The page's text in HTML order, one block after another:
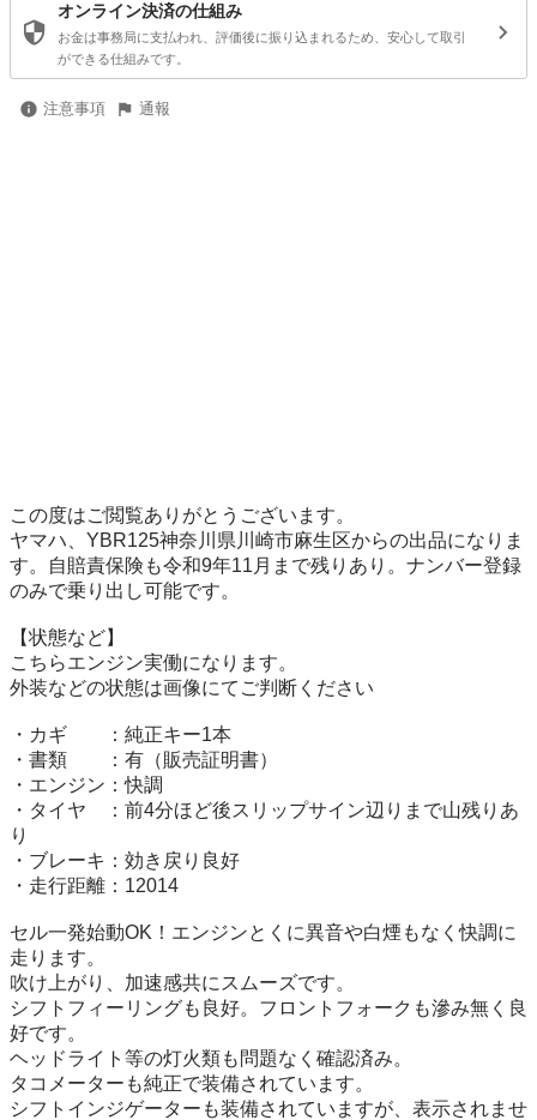
オンライン決済の仕組み
お金は事務局に支払われ、評価後に振り込まれるため、安心して取引
ができる仕組みです。
注意事項 通報
この度はご閲覧ありがとうございます。
ヤマハ、YBR125神奈川県川崎市麻生区からの出品になりま
す。自賠責保険も令和9年11月まで残りあり。ナンバー登録
のみで乗り出し可能です。
【状態など】
こちらエンジン実働になります。
外装などの状態は画像にてご判断ください
・カギ　　：純正キー1本
・書類　　：有（販売証明書）
・エンジン：快調
・タイヤ　：前4分ほど後スリップサイン辺りまで山残りあ
り
・ブレーキ：効き戻り良好
・走行距離：12014
セル一発始動OK！エンジンとくに異音や白煙もなく快調に
走ります。
吹け上がり、加速感共にスムーズです。
シフトフィーリングも良好。フロントフォークも滲み無く良
好です。
ヘッドライト等の灯火類も問題なく確認済み。
タコメーターも純正で装備されています。
シフトインジゲーターも装備されていますが、表示されませ